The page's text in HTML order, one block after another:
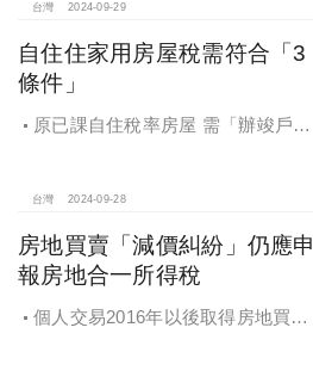
台灣 2024-09-29
自住住家用房屋稅需符合「3
條件」
原已課自住稅率房屋 需「辦竣戶籍
台灣 2024-09-28
房地買賣「減價糾紛」仍應申
報房地合一所得稅
個人交易2016年以後取得房地買賣